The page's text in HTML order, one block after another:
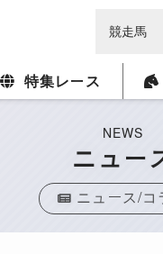
特集レース
NEWS
ニュー
ニュース/コ